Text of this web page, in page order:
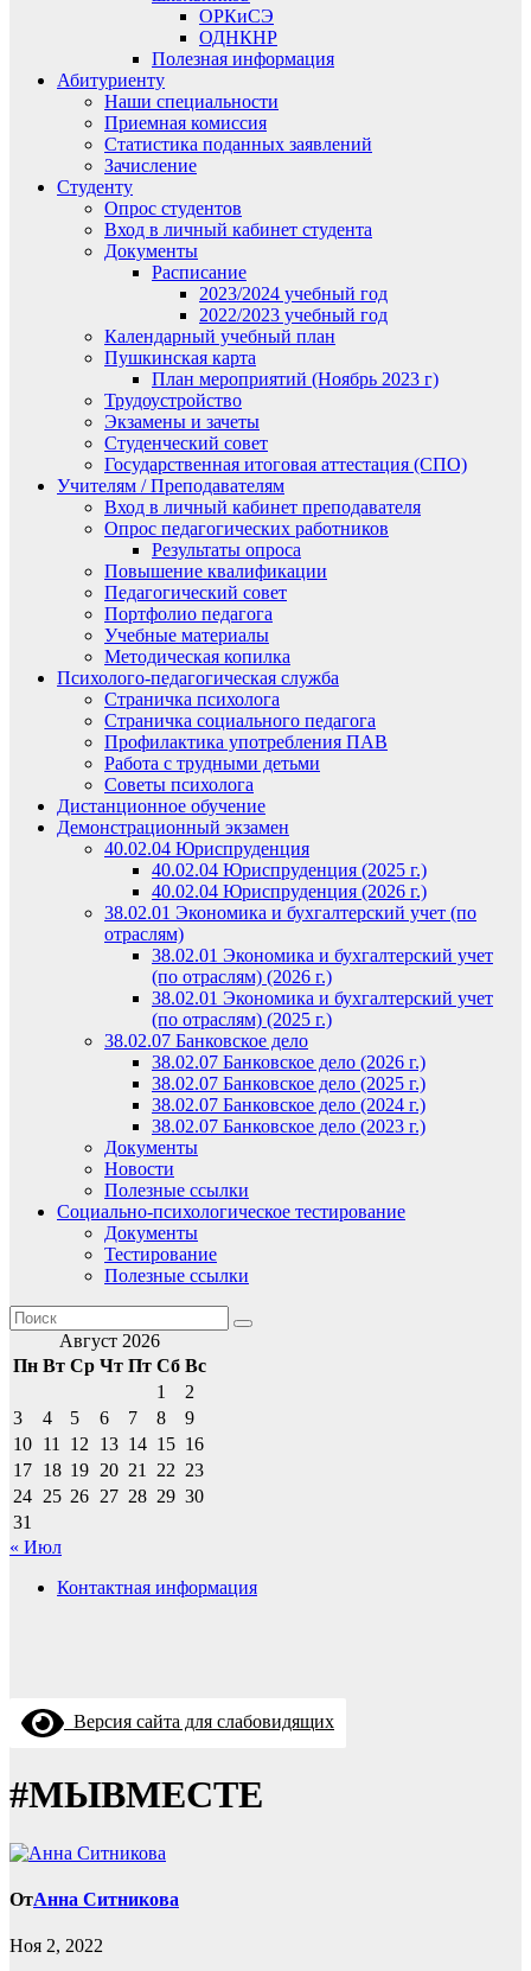
ОРКиСЭ
ОДНКНР
Полезная информация
Абитуриенту
Наши специальности
Приемная комиссия
Статистика поданных заявлений
Зачисление
Студенту
Опрос студентов
Вход в личный кабинет студента
Документы
Расписание
2023/2024 учебный год
2022/2023 учебный год
Календарный учебный план
Пушкинская карта
План мероприятий (Ноябрь 2023 г)
Трудоустройство
Экзамены и зачеты
Студенческий совет
Государственная итоговая аттестация (СПО)
Учителям / Преподавателям
Вход в личный кабинет преподавателя
Опрос педагогических работников
Результаты опроса
Повышение квалификации
Педагогический совет
Портфолио педагога
Учебные материалы
Методическая копилка
Психолого-педагогическая служба
Страничка психолога
Страничка социального педагога
Профилактика употребления ПАВ
Работа с трудными детьми
Советы психолога
Дистанционное обучение
Демонстрационный экзамен
40.02.04 Юриспруденция
40.02.04 Юриспруденция (2025 г.)
40.02.04 Юриспруденция (2026 г.)
38.02.01 Экономика и бухгалтерский учет (по
отраслям)
38.02.01 Экономика и бухгалтерский учет
(по отраслям) (2026 г.)
38.02.01 Экономика и бухгалтерский учет
(по отраслям) (2025 г.)
38.02.07 Банковское дело
38.02.07 Банковское дело (2026 г.)
38.02.07 Банковское дело (2025 г.)
38.02.07 Банковское дело (2024 г.)
38.02.07 Банковское дело (2023 г.)
Документы
Новости
Полезные ссылки
Социально-психологическое тестирование
Документы
Тестирование
Полезные ссылки
Август 2026
Пн Вт Ср Чт Пт Сб Вс
1
2
3
4 5 6 7 8
9
10 11 12 13 14 15 16
17 18 19 20 21 22 23
24 25 26 27 28 29 30
31
« Июл
Контактная информация
Версия сайта для слабовидящих
#МЫВМЕСТЕ
ОтАнна Ситникова
Ноя 2, 2022